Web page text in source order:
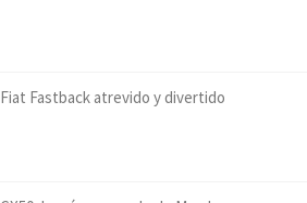
Fiat Fastback atrevido y divertido